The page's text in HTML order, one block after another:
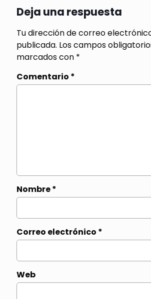
Deja una respuesta
Tu dirección de correo
publicada. Los campos
marcados con *
Comentario *
Nombre*
Correo electrónico *
Web